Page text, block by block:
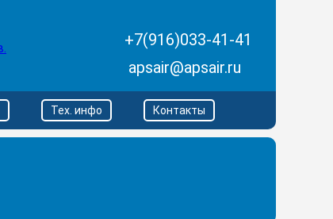
+7(916)033-41-41
apsair@apsair.ru
Тех. инфо Контакты